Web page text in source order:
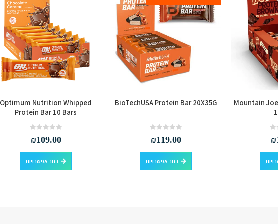
Mountain
₪
למוצר זה יש מספר סוגים. ניתן לבחור את האפשרויות בעמוד המוצר
BioTechUSA Protein Bar 20X35G
₪119.00
בחר אפשרויות
למוצר זה יש מספר סוגים. ניתן לבחור את האפשרויות בעמוד המוצר
Optimum Nutrition Whipped
Protein Bar 10 Bars
₪109.00
בחר אפשרויות
למוצר זה יש מספר סוגים. ניתן לבחור את האפשרויות בעמוד המוצר